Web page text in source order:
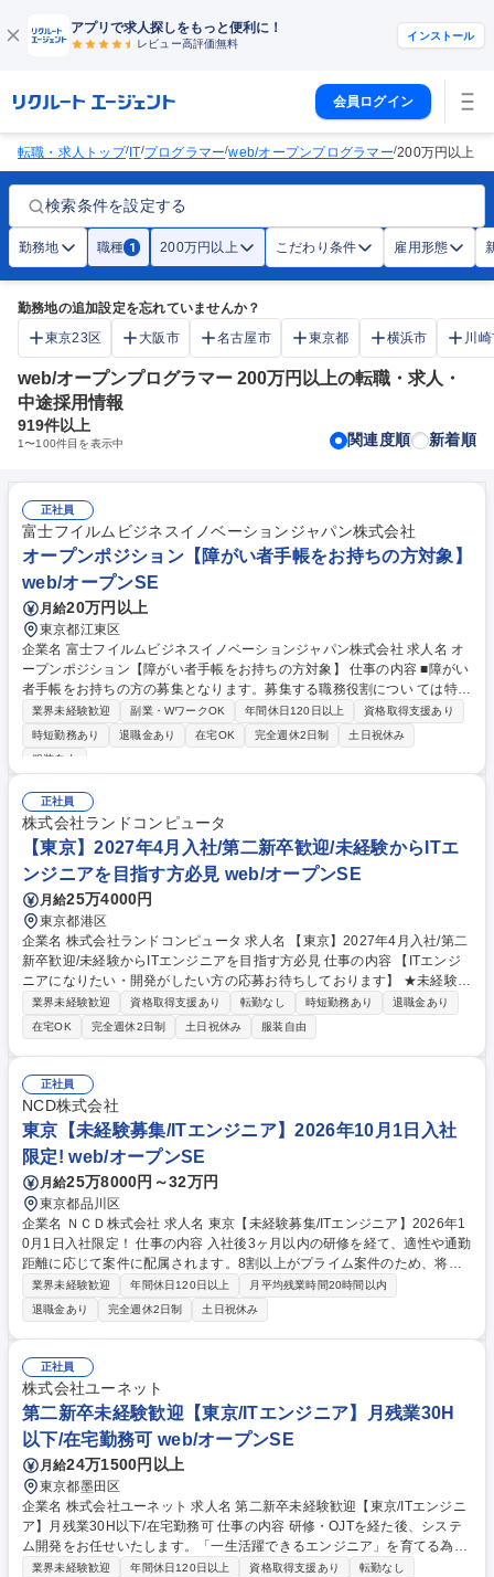
アプリで求人探しをもっと便利に！
レビュー高評価無料
インストール
会員ログイン
転職・求人トップ/ IT/プログラマー/web/オープンプログラマー/200万円以上
検索条件を設定する
勤務地 職種 1 200万円以上 こだわり条件 雇用形態
勤務地の追加設定を忘れていませんか？
東京23区
大阪市 名古屋市 東京都 横浜市 川
web/オープンプログラマー 200万円以上の転職・求人・
中途採用情報
919件以上
1〜100件目を表示中 関連度順 新着順
正社員
富士フイルムビジネスイノベーションジャパン株式会社
オープンポジション【障がい者手帳をお持ちの方対象】
web/オープンSE
月給20万円以上
東京都江東区
企業名 富士フイルムビジネスイノベーションジャパン株式会社 求人名 オ
ープンポジション【障がい者手帳をお持ちの方対象】 仕事の内容 ■障がい
者手帳をお持ちの方の募集となります。募集する職務役割につい ては特に
限定しておらず、応募される方のご経験やご要望、またその時点 における
弊社の人事戦略にもとづき配置を決定いたします。 ※主な職種としては、
営業職、システムエンジニア職、カストマーエンジニア職、販売推進部ス
ン【障がい者手帳をお持ちの方対象】
業界未経験歓迎 副業・WワークOK 年間休日120日以上
資格取得支援あり
時短勤務あり
退職金あり 在宅OK 完全週休2日制
土日祝休み
服装自由
正社員
株式会社ランドコンピュータ
【東京】2027年4月入社/第二新卒歓迎/未経験からITエ
ンジニアを目指す方必見 web/オープンSE
月給25万4000円
東京都港区
企業名 株式会社ランドコンピュータ 求人名 【東京】2027年4月入社/第二
新卒歓迎/未経験からITエンジニアを目指す方必見 仕事の内容 【ITエンジ
ニアになりたい・開発がしたい方の応募お待ちしております】 ★未経験歓
迎/開発実務経験は不問 ★教育・研修制度が充実し、“教育のランド”といわ
れる当社でSEとして確実に成長しませんか。 ■4月1日に新卒者と一緒に
ご入社頂き、新人教育で共に習熟頂きます。 第二新卒の方でもスタートし
やすく、また、配属後もOJTトレーナーがサポート致します。【魅力】新
人教育を含め研修環境が充実しております。(技術研修・ヒューマンスキ
ルなど)3か月の新人教育期間でも資格にチャレンジいただきますが、専門
の講師による指導もあり高い合格率を記録。(2025年度は第二新卒の方も
含め、Java Bronze、Silver 100％の合格率) 募集職種 【東京】2027年4月
入社/第二新卒歓迎/未経験からITエンジニアを目指す方必見
業界未経験歓迎 資格取得支援あり 転勤なし 時短勤務あり
退職金あり
在宅OK
完全週休2日制 土日祝休み 服装自由
正社員
NCD株式会社
東京【未経験募集/ITエンジニア】2026年10月1日入社
限定! web/オープンSE
月給25万8000円～32万円
東京都品川区
企業名 ＮＣＤ株式会社 求人名 東京【未経験募集/ITエンジニア】2026年1
0月1日入社限定！ 仕事の内容 入社後3ヶ月以内の研修を経て、適性や通勤
距離に応じて案件に配属されます。8割以上がプライム案件のため、将来
的には上流工程や要件定義に携わることができ、市場価値の高いエンジニ
アになることが可能です。 ★未経験エンジニアを多数採用してきた実績あ
る育成プログラムで安心/入社後のステップ（例）★ 1～3か月目：丁寧なI
T基礎研修で、「ITの基礎知識から現場で役立つ実践的なスキルを習得」 4
か月目以降：配属先でチームの一員として参画。運用補助業務に参加 1～
2年目：小規模機能の設計・開発・運用を担当 3年目以降：上流工程（要
件定義・設計）やチームリーダーに挑戦可能 募集職種 東京【未経験募集/I
Tエンジニア】2026年10月1日入社限定！
業界未経験歓迎 年間休日120日以上
月平均残業時間20時間以内
退職金あり
完全週休2日制 土日祝休み
正社員
株式会社ユーネット
第二新卒未経験歓迎【東京/ITエンジニア】月残業30H
以下/在宅勤務可 web/オープンSE
月給24万1500円以上
東京都墨田区
企業名 株式会社ユーネット 求人名 第二新卒未経験歓迎【東京/ITエンジニ
ア】月残業30H以下/在宅勤務可 仕事の内容 研修・OJTを経た後、システ
ム開発をお任せいたします。「一生活躍できるエンジニア」を育てる為、
独自の教育・評価制度で技術力×ヒューマンスキルを伸ばすプログラムを
業界未経験歓迎 年間休日120日以上 資格取得支援あり
転勤なし